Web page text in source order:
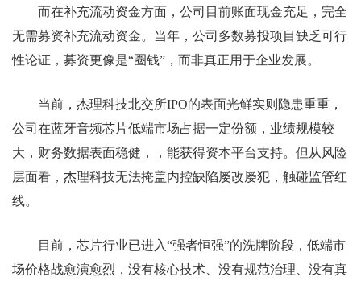
而在补充流动资金方面，公司目前账面现金充足，完全
无需募资补充流动资金。当年，公司多数募投项目缺乏可行
性论证，募资更像是“圈钱”，而非真正用于企业发展。
当前，杰理科技北交所IPO的表面光鲜实则隐患重重，
公司在蓝牙音频芯片低端市场占据一定份额，业绩规模较
大，财务数据表面稳健，，能获得资本平台支持。但从风险
层面看，杰理科技无法掩盖内控缺陷屡改屡犯，触碰监管红
线。
目前，芯片行业已进入“强者恒强”的洗牌阶段，低端市
场价格战愈演愈烈，没有核心技术、没有规范治理、没有真